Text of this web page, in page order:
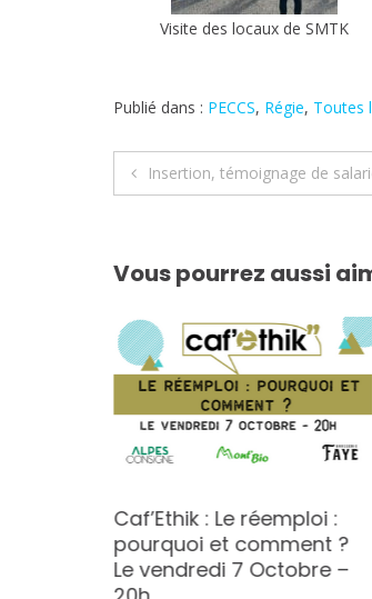
Visite des locaux de SMTK
Publié dans : PECCS, Régie, Toutes
Navigation
l’article
Insertion, témoignage de
Vous pourrez aussi
Caf’Ethik : Le réemploi :
pourquoi et comment ?
Le vendredi 7 Octobre –